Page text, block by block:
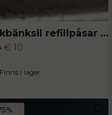
Diskbänksil refillpåsar 50-pack
€ 10
Finns i lager